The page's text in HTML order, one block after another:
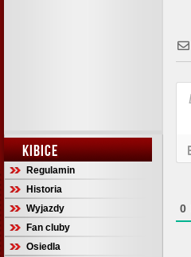
KIBICE
Regulamin
Historia
Wyjazdy
Fan cluby
Osiedla
0